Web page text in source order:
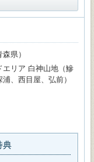
県）
エリア 白神山地（鰺
浦、西目屋、弘前）
典